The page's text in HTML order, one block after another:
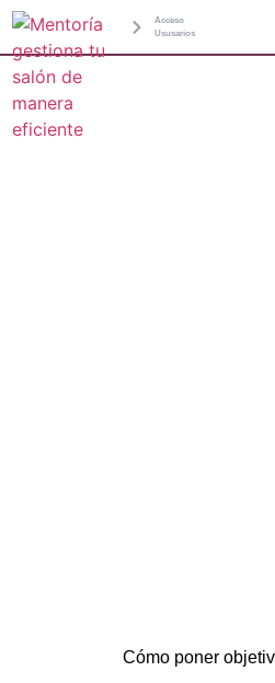
Acceso
Ususarios
Cómo poner